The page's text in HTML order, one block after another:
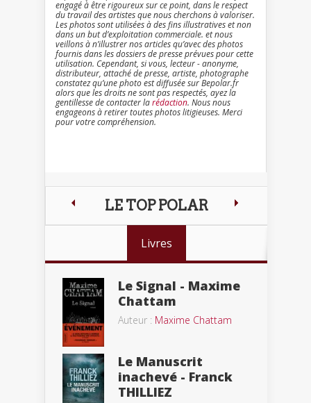
engagé à être rigoureux sur ce point, dans le respect
du travail des artistes que nous cherchons à valoriser.
Les photos sont utilisées à des fins illustratives et non
dans un but d’exploitation commerciale. et nous
veillons à n’illustrer nos articles qu’avec des photos
fournis dans les dossiers de presse prévues pour cette
utilisation. Cependant, si vous, lecteur - anonyme,
distributeur, attaché de presse, artiste, photographe
constatez qu’une photo est diffusée sur Bepolar.fr
alors que les droits ne sont pas respectés, ayez la
gentillesse de contacter larédaction. Nous nous
engageons à retirer toutes photos litigieuses. Merci
pour votre compréhension.
LE TOP POLAR
Livres
Le Signal - Maxime
Chattam
Auteur : Maxime Chattam
Le Manuscrit
inachevé - Franck
THILLIEZ